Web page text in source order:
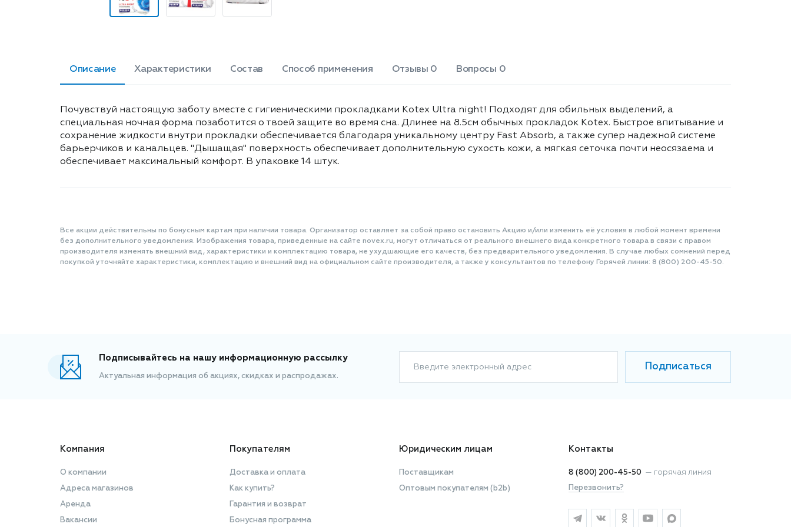
Описание Характеристики Состав Способ применения Отзывы 0 Вопросы 0
Почувствуй настоящую заботу вместе с гигиеническими прокладками Kotex Ultra night! Подходят для обильных выделений, а
специальная ночная форма позаботится о твоей защите во время сна. Длинее на 8.5см обычных прокладок Kotex. Быстрое впитывание и
сохранение жидкости внутри прокладки обеспечивается благодаря уникальному центру Fast Absorb, а также супер надежной системе
барьерчиков и канальцев. "Дышащая" поверхность обеспечивает дополнительную сухость кожи, а мягкая сеточка почти неосязаема и
обеспечивает максимальный комфорт. В упаковке 14 штук.
Все акции действительны по бонусным картам при наличии товара. Организатор оставляет за собой право остановить Акцию и/или изменить её условия в любой момент времени
без дополнительного уведомления. Изображения товара, приведенные на сайте novex.ru, могут отличаться от реального внешнего вида конкретного товара в связи с правом
производителя изменять внешний вид, характеристики и комплектацию товара, не ухудшающие его качеств, без предварительного уведомления. В случае любых сомнений перед
покупкой уточняйте характеристики, комплектацию и внешний вид на официальном сайте производителя, а также у консультантов по телефону Горячей линии: 8 (800) 200-45-50.
Подписывайтесь на нашу информационную рассылку
Актуальная информация об акциях, скидках и распродажах.
Введите электронный адрес Подписаться
Компания
О компании
Адреса магазинов
Аренда
Вакансии
Покупателям
Доставка и оплата
Как купить?
Гарантия и возврат
Бонусная программа
Юридическим лицам
Поставщикам
Оптовым покупателям (b2b)
Контакты
8 (800) 200-45-50 — горячая линия
Перезвонить?